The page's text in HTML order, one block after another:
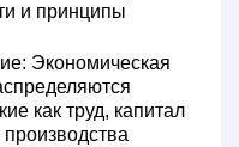
и принципы
Экономическая
как труд, капитал